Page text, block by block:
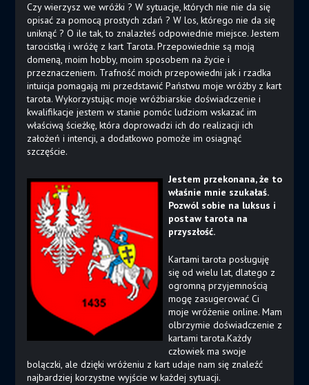
Czy wierzysz we wróżki ? W sytuacje, których nie nie da się
opisać za pomocą prostych zdań ? W los, którego nie da się
uniknąć ? O ile tak, to znalazłeś odpowiednie miejsce. Jestem
tarocistką i wróżę z kart Tarota. Przepowiednie są moją
domeną, moim hobby, moim sposobem na życie i
przeznaczeniem. Trafność moich przepowiedni jak i rzadka
intuicja pomagają mi przedstawić Państwu moje wróżby z kart
tarota. Wykorzystując moje wróżbiarskie doświadczenie i
kwalifikacje jestem w stanie pomóc ludziom wskazać im
właściwą ścieżkę, która doprowadzi ich do realizacji ich
założeń i intencji, a dodatkowo pomoże im osiagnąć
szczęście.
Jestem przekonana, że to
właśnie mnie szukałaś.
Pozwól sobie na luksus i
postaw tarota na
przyszłość.
Kartami tarota posługuję
się od wielu lat, dlatego z
ogromną przyjemnością
mogę zasugerować Ci
moje wróżenie online. Mam
olbrzymie doświadczenie z
kartami tarota.Każdy
człowiek ma swoje
bolączki, ale dzięki wróżeniu z kart udaje nam się znaleźć
najbardziej korzystne wyjście w każdej sytuacji.